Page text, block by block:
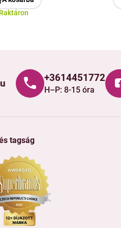
+3614451772
H–P: 8-15 óra
tagság